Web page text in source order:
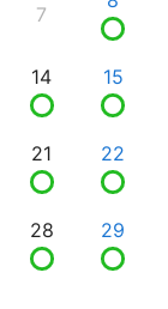
7
14 15
21 22
28 29